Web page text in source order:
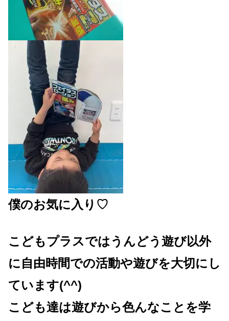
僕のお気に入り♡
こどもプラスではうんどう遊び以外
に自由時間での活動や遊びを大切にし
ています(^^)
こども達は遊びから色んなことを学